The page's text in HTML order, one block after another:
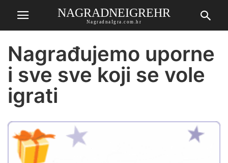
NAGRADNEIGREHR
NagradnaIgra.com.hr
Nagrađujemo uporne
i sve sve koji se vole
igrati